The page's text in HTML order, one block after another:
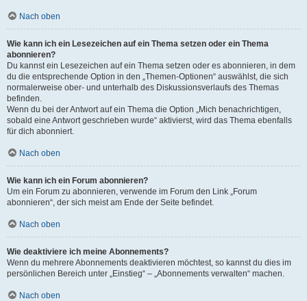
Nach oben
Wie kann ich ein Lesezeichen auf ein Thema setzen oder ein Thema
abonnieren?
Du kannst ein Lesezeichen auf ein Thema setzen oder es abonnieren, in dem
du die entsprechende Option in den „Themen-Optionen“ auswählst, die sich
normalerweise ober- und unterhalb des Diskussionsverlaufs des Themas
befinden.
Wenn du bei der Antwort auf ein Thema die Option „Mich benachrichtigen,
sobald eine Antwort geschrieben wurde“ aktivierst, wird das Thema ebenfalls
für dich abonniert.
Nach oben
Wie kann ich ein Forum abonnieren?
Um ein Forum zu abonnieren, verwende im Forum den Link „Forum
abonnieren“, der sich meist am Ende der Seite befindet.
Nach oben
Wie deaktiviere ich meine Abonnements?
Wenn du mehrere Abonnements deaktivieren möchtest, so kannst du dies im
persönlichen Bereich unter „Einstieg“ – „Abonnements verwalten“ machen.
Nach oben